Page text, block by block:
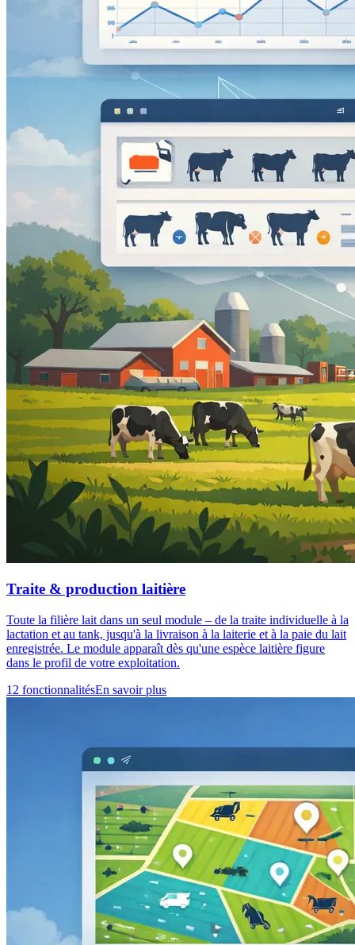
Traite & production laitière
Toute la filière lait dans un seul module – de la traite individuelle à la
lactation et au tank, jusqu'à la livraison à la laiterie et à la paie du lait
enregistrée. Le module apparaît dès qu'une espèce laitière figure
dans le profil de votre exploitation.
12 fonctionnalitésEn savoir plus